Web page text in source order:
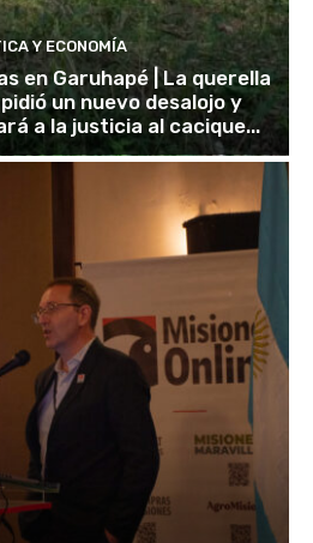
Y ECONOMÍA
en Garuhapé | La querella
un nuevo desalojo y
a la justicia al cacique...